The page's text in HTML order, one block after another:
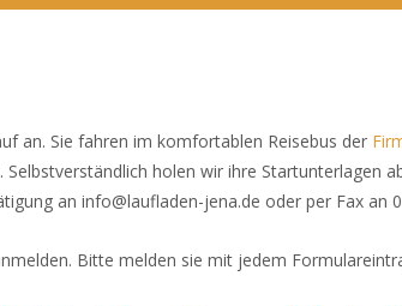
an. Sie fahren im komfortablen Reisebus der
holen wir ihre Startunterlagen
an info@laufladen-jena.de oder per Fax an
Bitte melden sie mit jedem